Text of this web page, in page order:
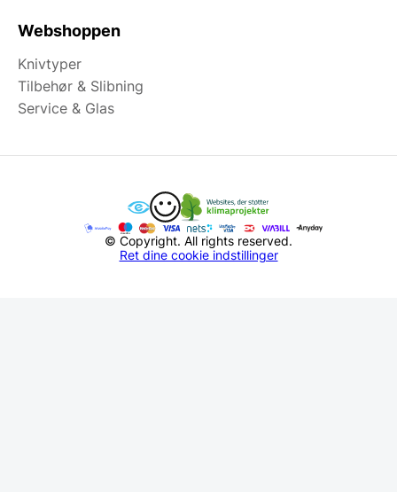
Webshoppen
Knivtyper
Tilbehør & Slibning
Service & Glas
© Copyright. All rights reserved.
Ret dine cookie indstillinger